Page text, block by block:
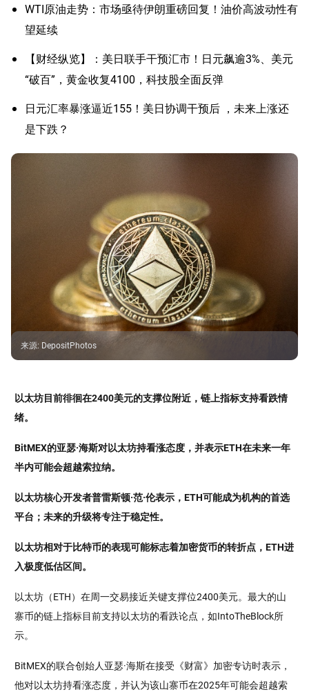
WTI原油走势：市场亟待伊朗重磅回复！油价高波动性有
望延续
【财经纵览】：美日联手干预汇市！日元飙逾3%、美元
“破百”，黄金收复4100，科技股全面反弹
日元汇率暴涨逼近155！美日协调干预后 ，未来上涨还
是下跌？
来源: DepositPhotos
以太坊目前徘徊在2400美元的支撑位附近，链上指标支持看跌情
绪。
BitMEX的亚瑟·海斯对以太坊持看涨态度，并表示ETH在未来一年
半内可能会超越索拉纳。
以太坊核心开发者普雷斯顿·范·伦表示，ETH可能成为机构的首选
平台；未来的升级将专注于稳定性。
以太坊相对于比特币的表现可能标志着加密货币的转折点，ETH进
入极度低估区间。
以太坊（ETH）在周一交易接近关键支撑位2400美元。最大的山
寨币的链上指标目前支持以太坊的看跌论点，如IntoTheBlock所
示。
BitMEX的联合创始人亚瑟·海斯在接受《财富》加密专访时表示，
他对以太坊持看涨态度，并认为该山寨币在2025年可能会超越索